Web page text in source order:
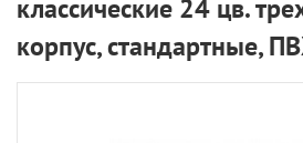
классические 24 цв.
корпус, стандартные,